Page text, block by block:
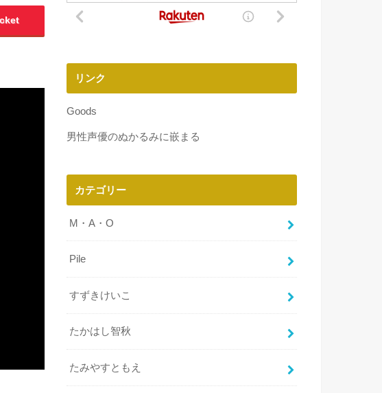
リンク
Goods
男性声優のぬかるみに嵌まる
カテゴリー
M・A・O
Pile
すずきけいこ
たかはし智秋
たみやすともえ